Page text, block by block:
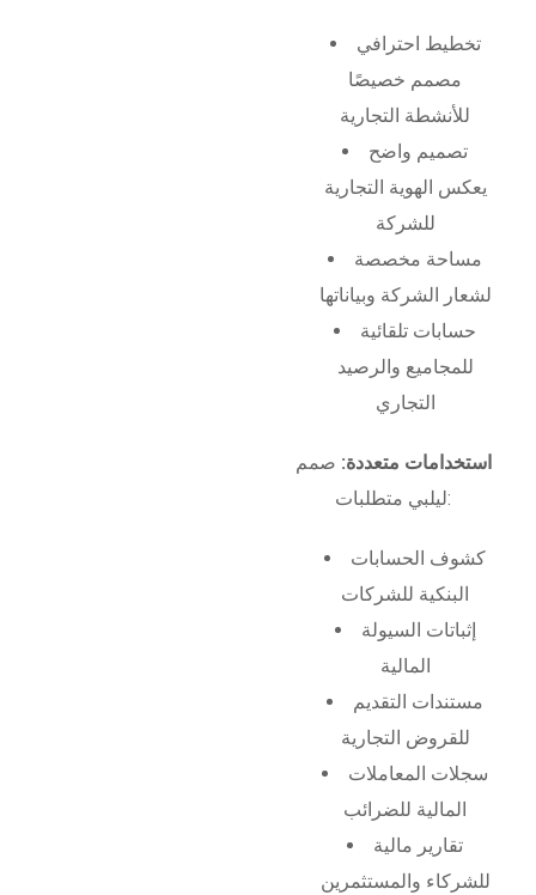
تخطيط احترافي
مصمم خصيصًا
للأنشطة التجارية
تصميم واضح
يعكس الهوية التجارية
للشركة
مساحة مخصصة
لشعار الشركة وبياناتها
حسابات تلقائية
للمجاميع والرصيد
التجاري
استخدامات متعددة: صمم
ليلبي متطلبات:
كشوف الحسابات
البنكية للشركات
إثباتات السيولة
المالية
مستندات التقديم
للقروض التجارية
سجلات المعاملات
المالية للضرائب
تقارير مالية
للشركاء والمستثمرين